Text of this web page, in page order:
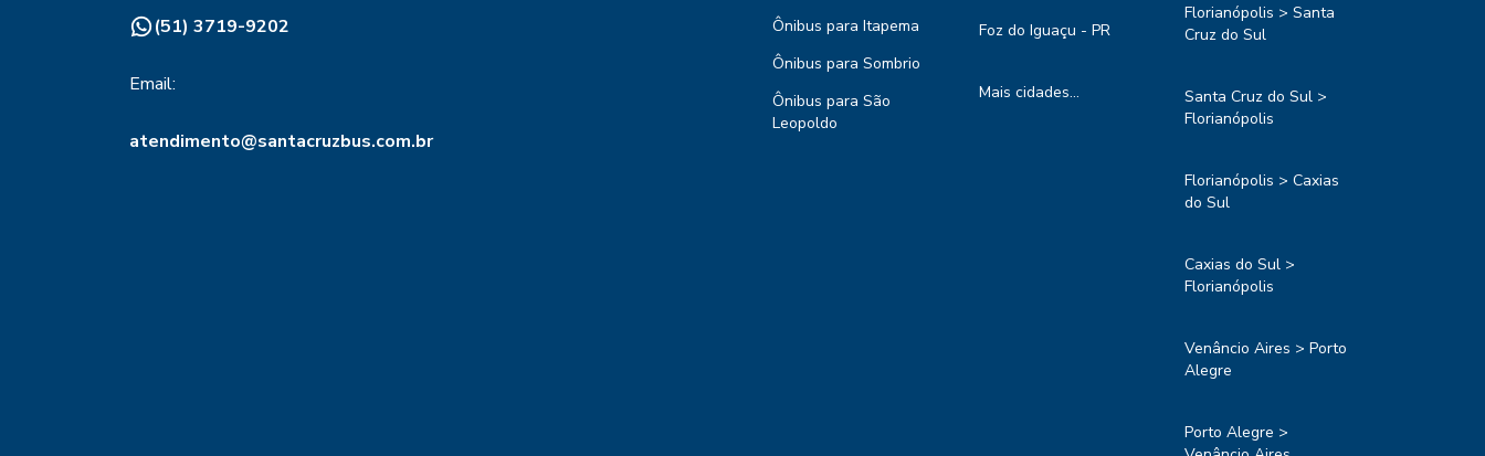
(51) 3719-9202
Email:
atendimento@santacruzbus.com.br
Ônibus para Itapema
Ônibus para Sombrio
Ônibus para São
Leopoldo
Foz do Iguaçu - PR
Mais cidades...
Florianópolis > Santa
Cruz do Sul
Santa Cruz do Sul >
Florianópolis
Florianópolis > Caxias
do Sul
Caxias do Sul >
Florianópolis
Venâncio Aires > Porto
Alegre
Porto Alegre >